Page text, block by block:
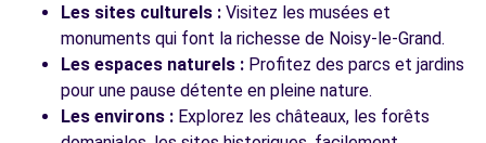
Les sites culturels : Visitez les musées et
monuments qui font la richesse de Noisy-le-Grand.
Les espaces naturels : Profitez des parcs et jardins
pour une pause détente en pleine nature.
Les environs : Explorez les châteaux, les forêts